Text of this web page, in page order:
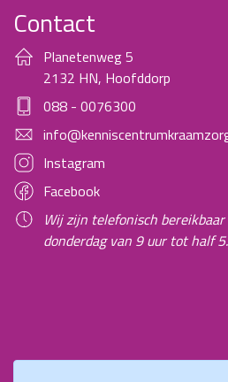
Contact
Planetenweg 5
2132 HN, Hoofddorp
088 - 0076300
Instagram
Facebook
Wij zijn telefonisch
donderdag van 9 uur tot half 5.